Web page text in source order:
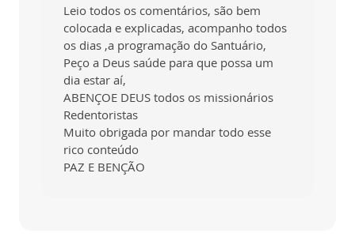
Leio todos os comentários, são bem
colocada e explicadas, acompanho todos
os dias ,a programação do Santuário,
Peço a Deus saúde para que possa um
dia estar aí,
ABENÇOE DEUS todos os missionários
Redentoristas
Muito obrigada por mandar todo esse
rico conteúdo
PAZ E BENÇÃO